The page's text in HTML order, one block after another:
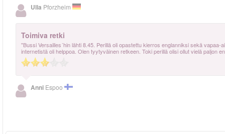
Ulla Pforzheim
Toimiva retki
"Bussi Versailles´hin lähti 8.45. Perillä oli opastettu kierros englanniksi sekä
internetistä oli helppoa. Olen tyytyväinen retkeen. Toki perillä olisi ollut vielä paljon
Anni Espoo